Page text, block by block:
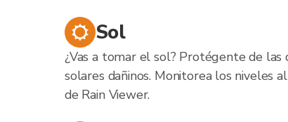
Sol
¿Vas a tomar el sol? Protégente de las
solares dañinos. Monitorea los niveles
de Rain Viewer.